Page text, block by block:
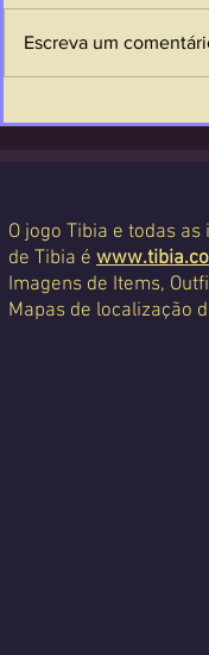
Escreva um
O jogo Tibia e todas
de Tibia é
Imagens de Items,
Mapas de localização